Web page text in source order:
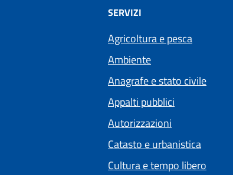
SERVIZI
Agricoltura e pesca
Ambiente
Anagrafe e stato civile
Appalti pubblici
Autorizzazioni
Catasto e urbanistica
Cultura e tempo libero